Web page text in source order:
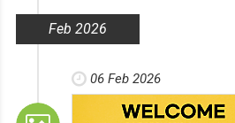
Feb 2026
06 Feb 2026